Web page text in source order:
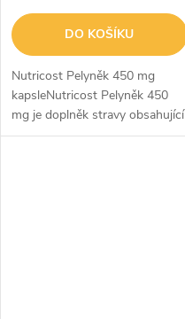
DO KOŠÍKU
Nutricost Pelyněk 450 mg
kapsleNutricost Pelyněk 450
mg je doplněk stravy obsahující
extrakt z pelyňku, s 450 mg